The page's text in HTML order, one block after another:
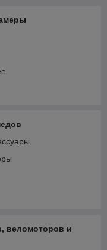
подшипники
вариатор, цепи)
веломоторов и